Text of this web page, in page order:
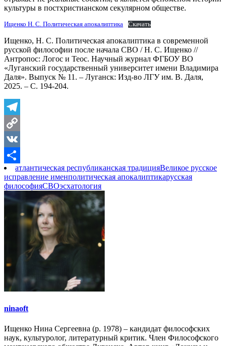
культуры в постхристианском секулярном обществе.
Ищенко Н. С. Политическая апокалиптика Скачать
Ищенко, Н. С. Политическая апокалиптика в современной
русской философии после начала СВО / Н. С. Ищенко //
Антропос: Логос и Теос. Научный журнал ФГБОУ ВО
«Луганский государственный университет имени Владимира
Даля». Выпуск № 11. – Луганск: Изд-во ЛГУ им. В. Даля,
2025. – С. 194-204.
Telegram
Copy
Link
VK
Отправить
атлантическая республиканская традицияВеликое русское
исправление именполитическая апокалиптикарусская
философияСВОэсхатология
ninaoft
Ищенко Нина Сергеевна (р. 1978) – кандидат философских
наук, культуролог, литературный критик. Член Философского